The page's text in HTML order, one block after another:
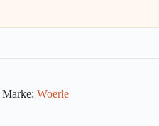
Marke: Woerle